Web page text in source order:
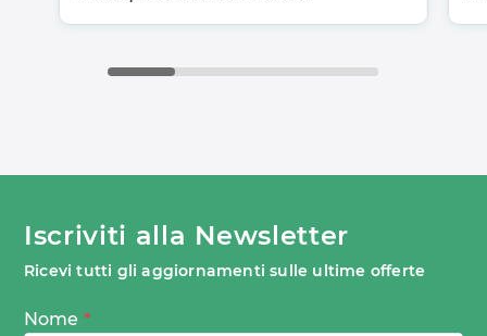
Iscriviti alla Newsletter
Ricevi tutti gli aggiornamenti sulle ultime offerte
Nome *